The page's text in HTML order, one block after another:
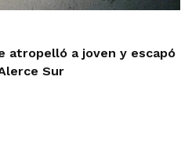
atropelló a joven y escapó
Sur